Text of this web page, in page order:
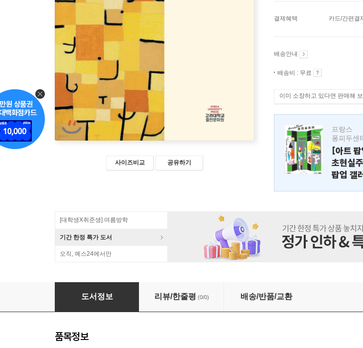
사이즈비교 공유하기
결제혜택 카드/간편결
배송안내
배송비 : 무료
이미 소장하고 있다면 판매해
프랑스
퐁피두센
[아트
초현실
팝업 갤
[대학생X취준생] 여름방학
기간 한정 특가 도서
오직, 예스24에서만
구조에서 감성으로
도서정보 리뷰/한줄평 (0/0) 배송/반품/교환
품목정보